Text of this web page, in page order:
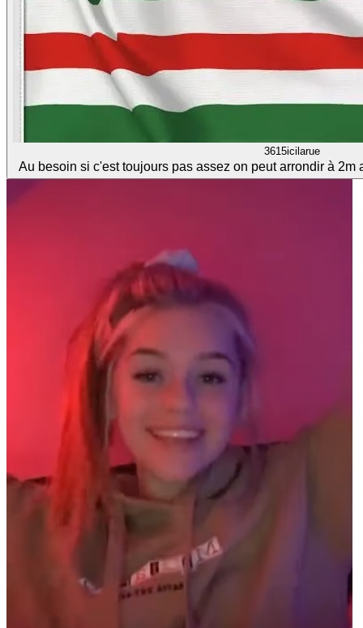
3615icilarue
Au besoin si c'est toujours pas assez on peut arrondir à